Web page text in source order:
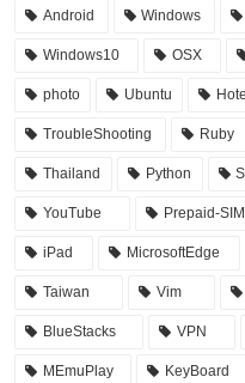
Android Windows
Windows10 OSX
photo Ubuntu Hotel
TroubleShooting Ruby
Thailand Python
YouTube Prepaid-SIM
iPad MicrosoftEdge
Taiwan Vim
BlueStacks VPN
MEmuPlay KeyBoard